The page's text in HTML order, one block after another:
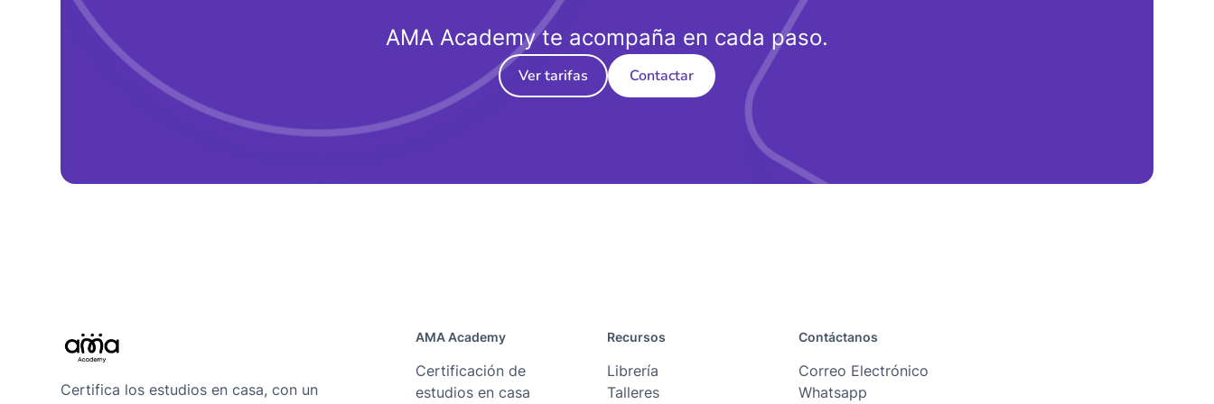
AMA Academy te acompaña en cada paso.
Ver tarifas Contactar
Certifica los estudios en casa, con un
AMA Academy
Certificación de
estudios en casa
Recursos
Librería
Talleres
Contáctanos
Correo Electrónico
Whatsapp